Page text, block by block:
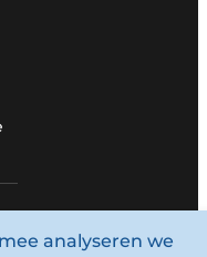
analyseren we